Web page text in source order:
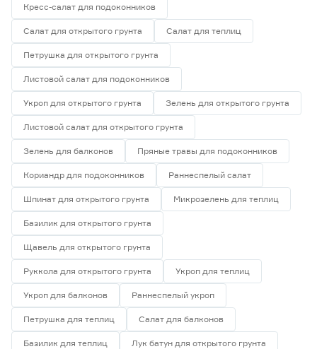
Кресс-салат для подоконников
Салат для открытого грунта Салат для теплиц
Петрушка для открытого грунта
Листовой салат для подоконников
Укроп для открытого грунта Зелень для открытого грунта
Листовой салат для открытого грунта
Зелень для балконов Пряные травы для подоконников
Кориандр для подоконников Раннеспелый салат
Шпинат для открытого грунта Микрозелень для теплиц
Базилик для открытого грунта
Щавель для открытого грунта
Руккола для открытого грунта Укроп для теплиц
Укроп для балконов Раннеспелый укроп
Петрушка для теплиц Салат для балконов
Базилик для теплиц Лук батун для открытого грунта